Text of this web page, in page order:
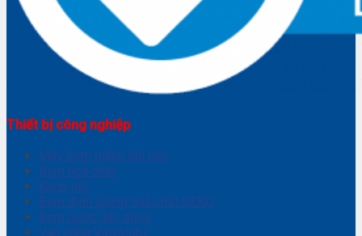
Thiết bị công nghiệp
Máy bơm màng khí nén
Bơm hoá chất
Khớp nối
Bơm định lượng hoá chất SEKO
Bơm nước dân dụng
Van cổng Valvotubi